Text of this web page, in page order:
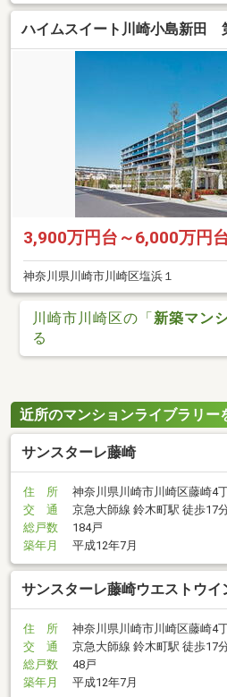
ハイムスイート川崎小島新田
3,900万円台～6,000万円
神奈川県川崎市川崎区塩浜１
川崎市川崎区の「新築マン
る
近所のマンションライブラリー
サンスターレ藤崎
住 所
神奈川県川崎市川崎区藤崎4
交 通
京急大師線 鈴木町駅 徒歩17
総戸数
184戸
築年月
平成12年7月
サンスターレ藤崎ウエストウイ
住 所
神奈川県川崎市川崎区藤崎4
交 通
京急大師線 鈴木町駅 徒歩17
総戸数
48戸
築年月
平成12年7月